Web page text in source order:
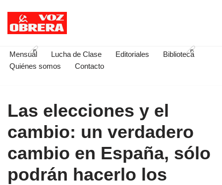
Saltar
contenido
Mensual Lucha de Clase Editoriales
Biblioteca
Quiénes somos
Contacto
Las elecciones y el
cambio: un verdadero
cambio en España, sólo
podrán hacerlo los